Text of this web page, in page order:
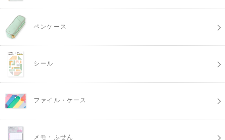
ペンケース
シール
ファイル・ケース
メモ・ふせん